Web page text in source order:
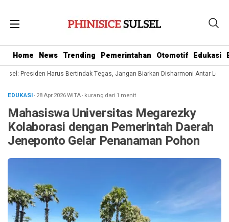
Home News Trending Pemerintahan Otomotif Edukasi
Presiden Harus Bertindak Tegas, Jangan Biarkan Disharmoni Antar
EDUKASI· 28 Apr 2026WITA· kurang dari 1 menit
Mahasiswa Universitas Megarezky
Kolaborasi dengan Pemerintah Daerah
Jeneponto Gelar Penanaman Pohon